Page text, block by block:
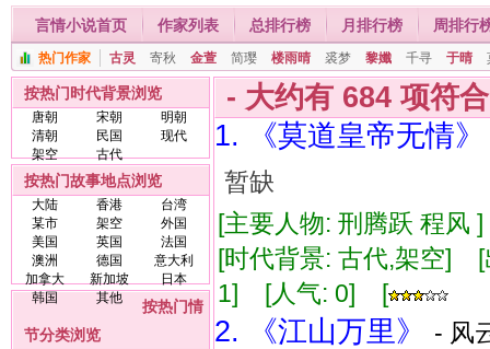
言情小说首页 作家列表 总排行榜 月排行榜 周排行
热门作家 古灵 寄秋 金萱 简璎 楼雨晴 裘梦 黎孅 千寻 于晴
按热门时代背景浏览
唐朝 宋朝
明朝
清朝
民国
现代
架空
古代
按热门故事地点浏览
大陆 香港
台湾
某市
架空
外国
美国
英国
法国
澳洲
德国
意大利
加拿大
新加坡
日本
韩国
其他
按热门情
节分类浏览
- 大约有 684 项符
1. 《莫道皇帝无情》
暂缺
[主要人物: 刑腾跃 程
[时代背景: 古代,架空]
1] [人气: 0] [
2. 《江山万里》
- 风